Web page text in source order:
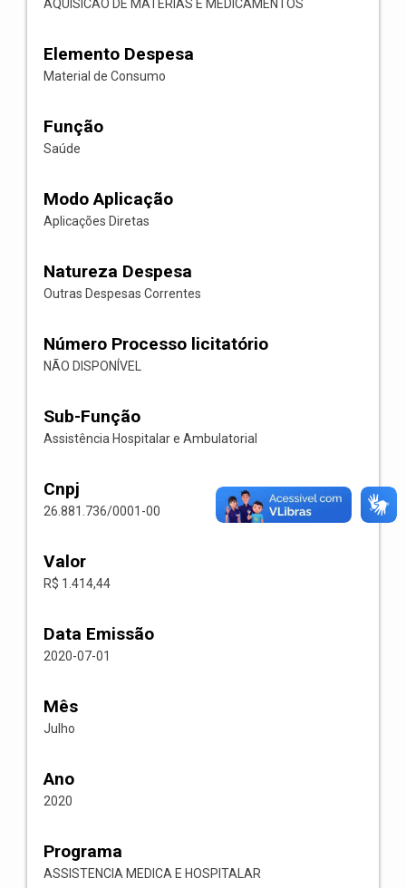
AQUISICAO DE MATERIAS E MEDICAMENTOS
Elemento Despesa
Material de Consumo
Função
Saúde
Modo Aplicação
Aplicações Diretas
Natureza Despesa
Outras Despesas Correntes
Número Processo licitatório
NÃO DISPONÍVEL
Sub-Função
Assistência Hospitalar e Ambulatorial
Cnpj
26.881.736/0001-00
Valor
R$ 1.414,44
Data Emissão
2020-07-01
Mês
Julho
Ano
2020
Programa
ASSISTENCIA MEDICA E HOSPITALAR